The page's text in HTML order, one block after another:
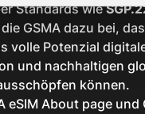
Standards wie
GSMA dazu bei,
volle Potenzial
und nachhaltigen
können.
eSIM About page und